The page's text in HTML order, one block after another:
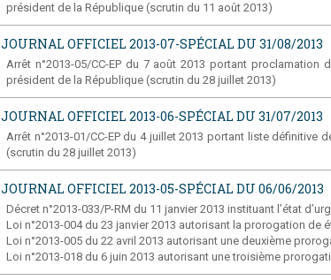
président de la République (scrutin du 11 août 2013)
JOURNAL OFFICIEL 2013-07-SPÉCIAL DU 31/08/2013
Arrêt n°2013-05/CC-EP du 7 août 2013 portant
président de la République (scrutin du 28 juillet 2013)
JOURNAL OFFICIEL 2013-06-SPÉCIAL DU 31/07/2013
Arrêt n°2013-01/CC-EP du 4 juillet 2013 portant liste
(scrutin du 28 juillet 2013)
JOURNAL OFFICIEL 2013-05-SPÉCIAL DU 06/06/2013
Décret n°2013-033/P-RM du 11 janvier 2013 instituant l’état
Loi n°2013-004 du 23 janvier 2013 autorisant la prorogation de
Loi n°2013-005 du 22 avril 2013 autorisant une deuxième
Loi n°2013-018 du 6 juin 2013 autorisant une troisième